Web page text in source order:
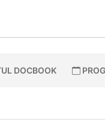
DOCBOOK